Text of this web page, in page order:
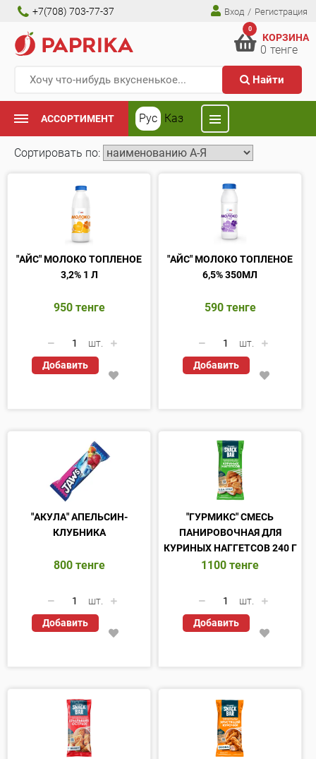
+7(708) 703-77-37 Вход / Регистрация
Найти
0
КОРЗИНА
0 тенге
АССОРТИМЕНТ Рус Каз
Сортировать по:
"АЙС" МОЛОКО ТОПЛЕНОЕ
3,2% 1 Л
950 тенге
шт.
Добавить
"АЙС" МОЛОКО ТОПЛЕНОЕ
6,5% 350МЛ
590 тенге
шт.
Добавить
"АКУЛА" АПЕЛЬСИН-
КЛУБНИКА
800 тенге
шт.
Добавить
"ГУРМИКС" СМЕСЬ
ПАНИРОВОЧНАЯ ДЛЯ
КУРИНЫХ НАГГЕТСОВ 240 Г
1100 тенге
шт.
Добавить